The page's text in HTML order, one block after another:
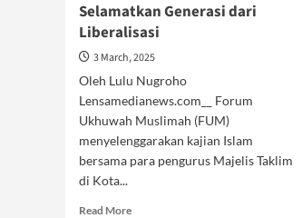
Selamatkan Generasi dari
Liberalisasi
3 March, 2025
Oleh Lulu Nugroho
Lensamedianews.com__ Forum
Ukhuwah Muslimah (FUM)
menyelenggarakan kajian Islam
bersama para pengurus Majelis Taklim
di Kota...
Read MoreRead